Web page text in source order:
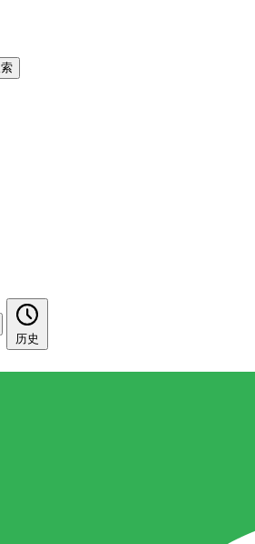
历史